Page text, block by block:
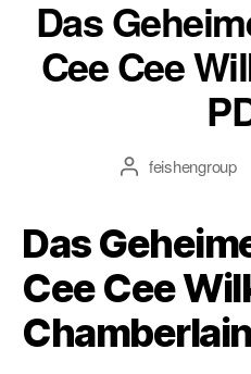
Das
Cee Cee
feishengroup
Das
Cee Cee
Chamberlain